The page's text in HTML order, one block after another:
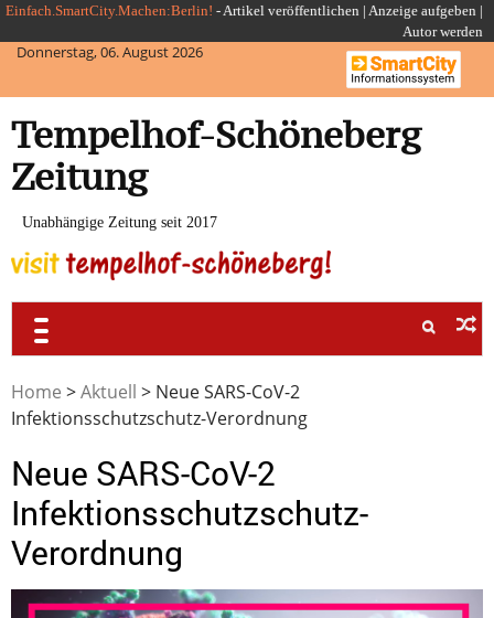
Skip
to
content
Einfach.SmartCity.Machen:Berlin! -Artikel veröffentlichen | Anzeige aufgeben |
Autor werden
Donnerstag, 06. August 2026
Tempelhof-Schöneberg
Zeitung
Unabhängige Zeitung seit 2017
Home >Aktuell > Neue SARS-CoV-2
Infektionsschutzschutz-Verordnung
Neue SARS-CoV-2
Infektionsschutzschutz-
Verordnung